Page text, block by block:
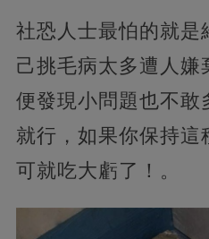
社恐人士最怕的就是
己挑毛病太多遭人嫌
便發現小問題也不敢
就行，如果你保持這
可就吃大虧了！。